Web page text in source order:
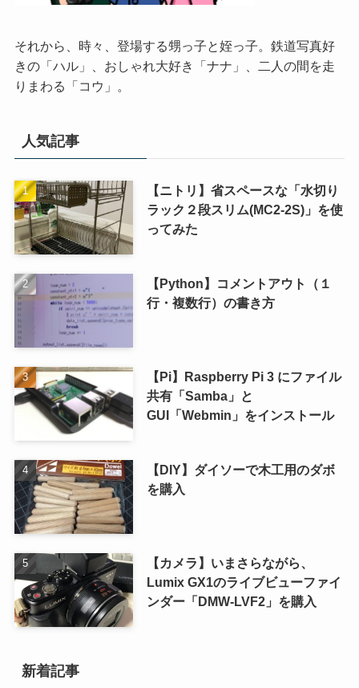
それから、時々、登場する甥っ子と姪っ子。鉄道写真好
きの「ハル」、おしゃれ大好き「ナナ」、二人の間を走
りまわる「コウ」。
人気記事
【ニトリ】省スペースな「水切り
ラック２段スリム(MC2-2S)」を使
ってみた
【Python】コメントアウト（１
行・複数行）の書き方
【Pi】Raspberry Pi 3 にファイル
共有「Samba」と
GUI「Webmin」をインストール
【DIY】ダイソーで木工用のダボ
を購入
【カメラ】いまさらながら、
Lumix GX1のライブビューファイ
ンダー「DMW-LVF2」を購入
新着記事